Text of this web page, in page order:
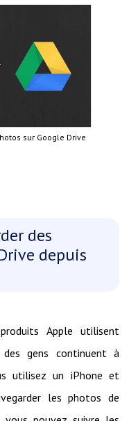
sur Google Drive
des
depuis
Apple utilisent
gens continuent à
utilisez un iPhone et
les photos de